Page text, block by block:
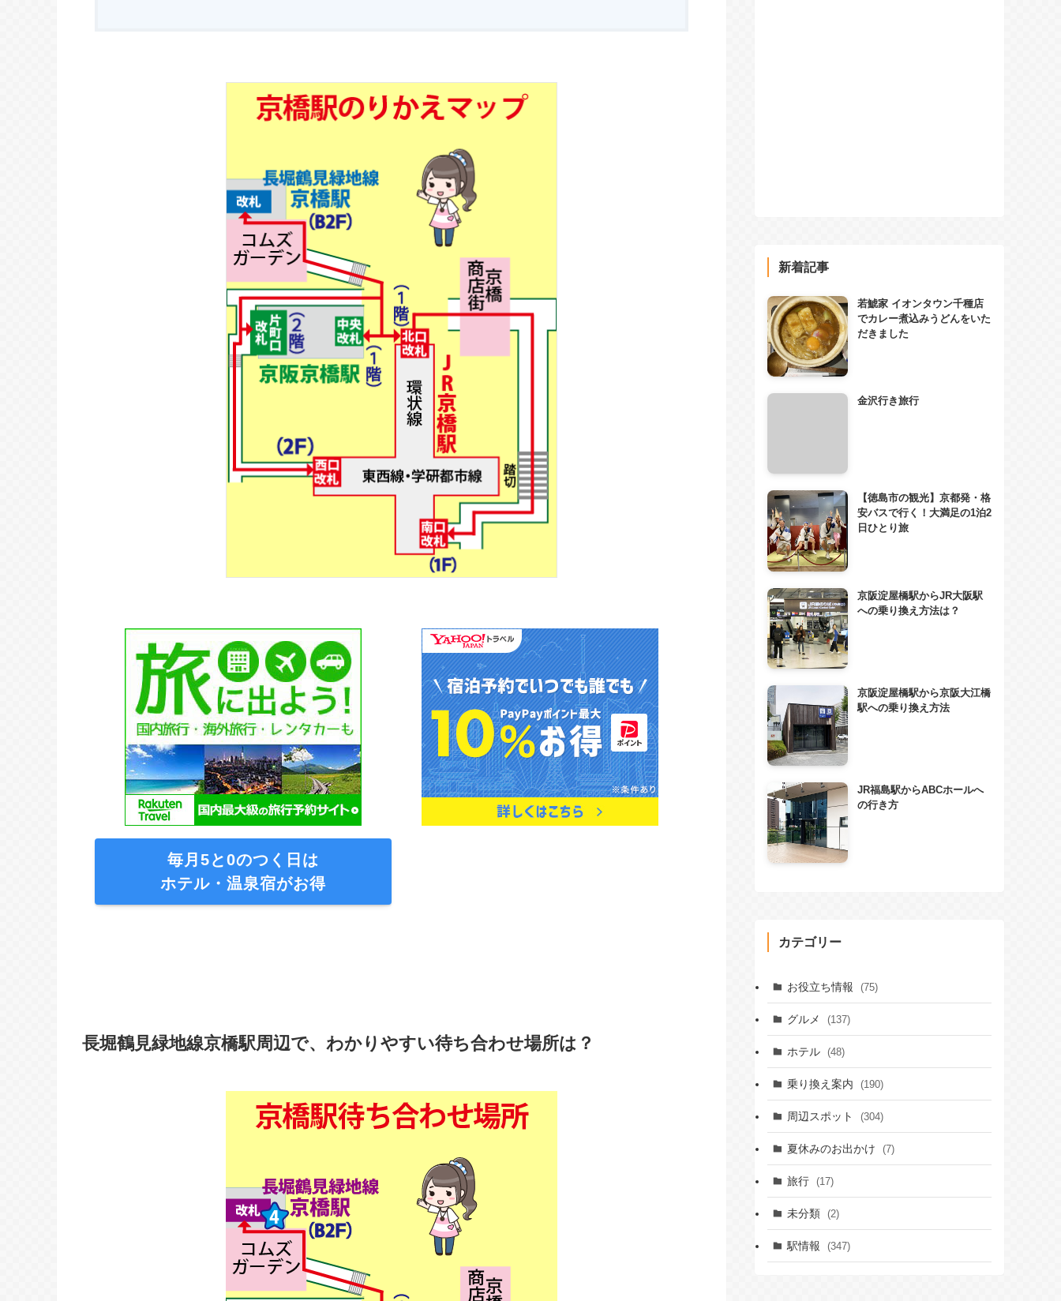
毎月5と0のつく日は
ホテル・温泉宿がお得
長堀鶴見緑地線京橋駅周辺で、わかりやすい待ち合わせ場所は？
新着記事
若鯱家 イオンタウン千種店
でカレー煮込みうどんをいた
だきました
金沢行き旅行
【徳島市の観光】京都発・格
安バスで行く！大満足の1泊2
日ひとり旅
京阪淀屋橋駅からJR大阪駅
への乗り換え方法は？
京阪淀屋橋駅から京阪大江橋
駅への乗り換え方法
JR福島駅からABCホールへ
の行き方
カテゴリー
お役立ち情報 (75)
グルメ (137)
ホテル (48)
乗り換え案内 (190)
周辺スポット (304)
夏休みのお出かけ (7)
旅行 (17)
未分類 (2)
駅情報 (347)